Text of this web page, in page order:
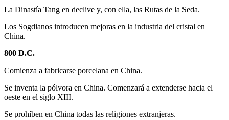
La Dinastía Tang en declive y, con ella, las Rutas de la Seda.
Los Sogdianos introducen mejoras en la industria del cristal en
China.
800 D.C.
Comienza a fabricarse porcelana en China.
Se inventa la pólvora en China. Comenzará a extenderse hacia el
oeste en el siglo XIII.
Se prohíben en China todas las religiones extranjeras.